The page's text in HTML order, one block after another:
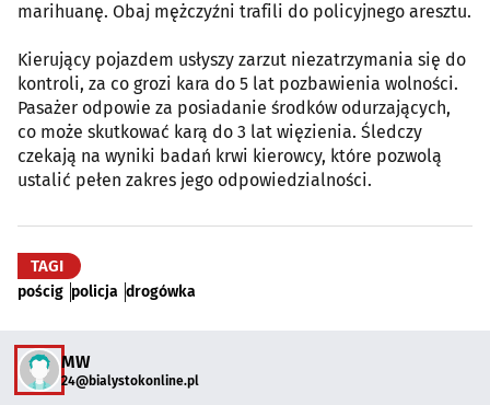
marihuanę. Obaj mężczyźni trafili do policyjnego aresztu.
Kierujący pojazdem usłyszy zarzut niezatrzymania się do
kontroli, za co grozi kara do 5 lat pozbawienia wolności.
Pasażer odpowie za posiadanie środków odurzających,
co może skutkować karą do 3 lat więzienia. Śledczy
czekają na wyniki badań krwi kierowcy, które pozwolą
ustalić pełen zakres jego odpowiedzialności.
TAGI
pościg policja drogówka
MW
24@bialystokonline.pl